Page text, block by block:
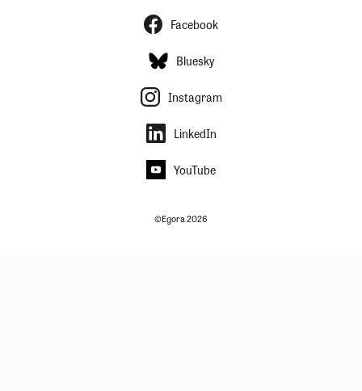
Facebook
Bluesky
Instagram
LinkedIn
YouTube
©Egora 2026